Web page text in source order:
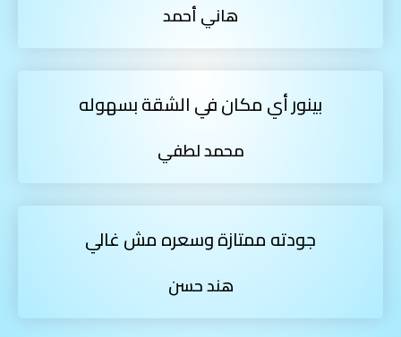
هاني أحمد
بينور أي مكان في الشقة بسهوله
محمد لطفي
جودته ممتازة وسعره مش غالي
هند حسن